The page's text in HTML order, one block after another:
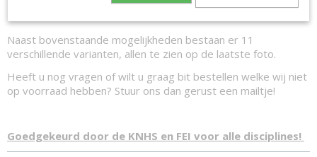
Naast bovenstaande mogelijkheden bestaan er 11
verschillende varianten, allen te zien op de laatste foto.
Heeft u nog vragen of wilt u graag bit bestellen welke wij niet
op voorraad hebben? Stuur ons dan gerust een mailtje!
Goedgekeurd door de KNHS en FEI voor alle disciplines!